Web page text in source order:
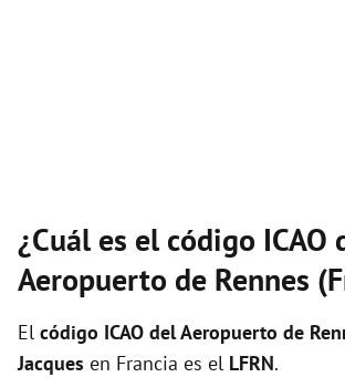
¿Cuál es el código ICAO
Aeropuerto de Rennes
El código ICAO delAeropuerto de
Jacques en Francia es el LFRN.